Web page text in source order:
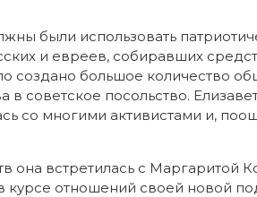
были использовать
и евреев, собиравших
создано большое количество
в советское посольство.
со многими активистами и,
она встретилась с Маргаритой
курсе отношений своей новой